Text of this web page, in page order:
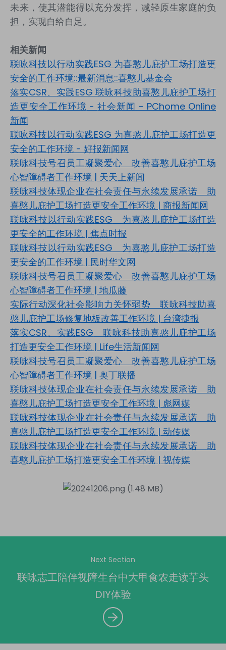
未来，使其潜能得以充分发挥，减轻原生家庭的负
担，实现自给自足。
相关新闻
联咏科技以行动实践ESG 为喜憨儿庇护工场打造更
安全的工作环境::最新消息::喜憨儿基金会
落实CSR、实践ESG 联咏科技助喜憨儿庇护工场打
造更安全工作环境 -社会新闻 - PChome Online
新闻
联咏科技以行动实践ESG 为喜憨儿庇护工场打造更
安全的工作环境 - 好报新闻网
联咏科技号召员工凝聚爱心 改善喜憨儿庇护工场
心智障碍者工作环境 | 天天上新闻
联咏科技体现企业在社会责任与永续发展承诺 助
喜憨儿庇护工场打造更安全工作环境 | 商报新闻网
联咏科技以行动实践ESG 为喜憨儿庇护工场打造
更安全的工作环境 | 焦点时报
联咏科技以行动实践ESG 为喜憨儿庇护工场打造
更安全的工作环境 | 民时华文网
联咏科技号召员工凝聚爱心 改善喜憨儿庇护工场
心智障碍者工作环境 | 地瓜藤
实际行动深化社会影响力关怀弱势 联咏科技助喜
憨儿庇护工场修复地板改善工作环境 | 台湾捷报
落实CSR、实践ESG 联咏科技助喜憨儿庇护工场
打造更安全工作环境 | Life生活新闻网
联咏科技号召员工凝聚爱心 改善喜憨儿庇护工场
心智障碍者工作环境 | 奥丁联播
联咏科技体现企业在社会责任与永续发展承诺 助
喜憨儿庇护工场打造更安全工作环境 | 彪网媒
联咏科技体现企业在社会责任与永续发展承诺 助
喜憨儿庇护工场打造更安全工作环境 | 动传媒
联咏科技体现企业在社会责任与永续发展承诺 助
喜憨儿庇护工场打造更安全工作环境 | 视传媒
Next Section
联咏志工陪伴视障生台中大甲食农走读芋头
DIY体验